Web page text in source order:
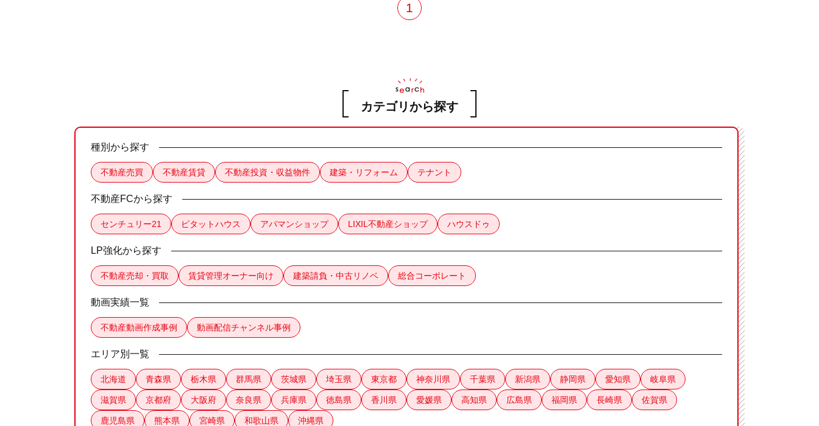
1
カテゴリから探す
種別から探す
不動産売買 不動産賃貸 不動産投資・収益物件 建築・リフォーム テナント
不動産FCから探す
センチュリー21 ピタットハウス アパマンショップ LIXIL不動産ショップ ハウスドゥ
LP強化から探す
不動産売却・買取 賃貸管理オーナー向け 建築請負・中古リノベ 総合コーポレート
動画実績一覧
不動産動画作成事例 動画配信チャンネル事例
エリア別一覧
北海道 青森県 栃木県 群馬県 茨城県 埼玉県 東京都 神奈川県 千葉県 新潟県 静岡県 愛知県 岐阜県
滋賀県 京都府 大阪府 奈良県 兵庫県 徳島県 香川県 愛媛県 高知県 広島県 福岡県 長崎県 佐賀県
鹿児島県 熊本県 宮崎県 和歌山県 沖縄県